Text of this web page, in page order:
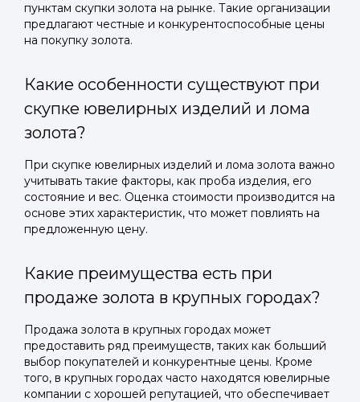
пунктам скупки золота на рынке. Такие организации
предлагают честные и конкурентоспособные цены
на покупку золота.
Какие особенности существуют при
скупке ювелирных изделий и лома
золота?
При скупке ювелирных изделий и лома золота важно
учитывать такие факторы, как проба изделия, его
состояние и вес. Оценка стоимости производится на
основе этих характеристик, что может повлиять на
предложенную цену.
Какие преимущества есть при
продаже золота в крупных городах?
Продажа золота в крупных городах может
предоставить ряд преимуществ, таких как больший
выбор покупателей и конкурентные цены. Кроме
того, в крупных городах часто находятся ювелирные
компании с хорошей репутацией, что обеспечивает